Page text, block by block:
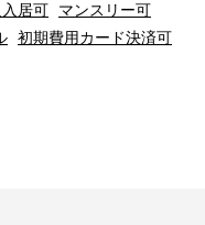
居可
マンスリー可
初期費用カード決済可